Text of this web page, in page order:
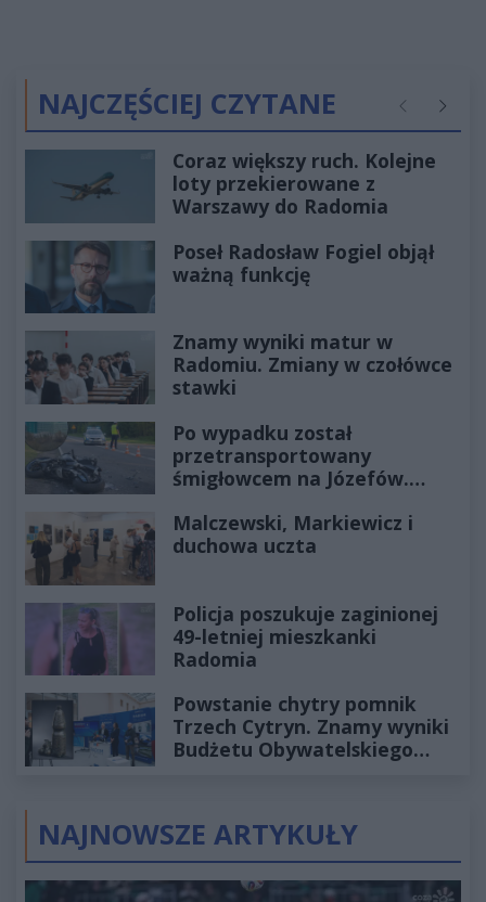
NAJCZĘŚCIEJ CZYTANE Poprzednie
Coraz większy ruch. Kolejne
loty przekierowane z
Warszawy do Radomia
Poseł Radosław Fogiel objął
ważną funkcję
Znamy wyniki matur w
Radomiu. Zmiany w czołówce
stawki
Po wypadku został
przetransportowany
śmigłowcem na Józefów.
Malczewski, Markiewicz i
duchowa uczta
Policja poszukuje zaginionej
49-letniej mieszkanki
Radomia
Powstanie chytry pomnik
Trzech Cytryn. Znamy wyniki
Budżetu Obywatelskiego
NAJNOWSZE ARTYKUŁY